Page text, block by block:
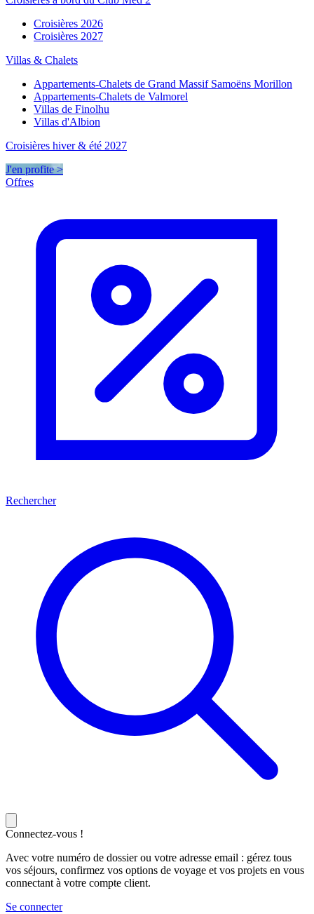
Croisières 2026
Croisières 2027
Villas & Chalets
Appartements-Chalets de Grand Massif Samoëns Morillon
Appartements-Chalets de Valmorel
Villas de Finolhu
Villas d'Albion
Croisières hiver & été 2027
J'en profite >
Offres
Rechercher
Connectez-vous !
Avec votre numéro de dossier ou votre adresse email : gérez tous
vos séjours, confirmez vos options de voyage et vos projets en vous
connectant à votre compte client.
Se connecter